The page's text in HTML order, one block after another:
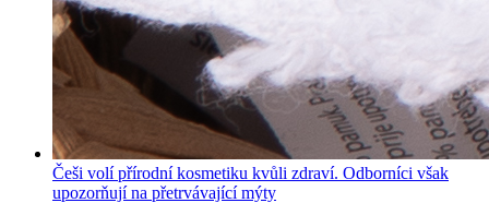
Češi volí přírodní kosmetiku kvůli zdraví. Odborníci však
upozorňují na přetrvávající mýty